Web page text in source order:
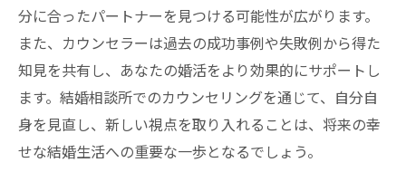
分に合ったパートナーを見つける可能性が広がります。
また、カウンセラーは過去の成功事例や失敗例から得た
知見を共有し、あなたの婚活をより効果的にサポートし
ます。結婚相談所でのカウンセリングを通じて、自分自
身を見直し、新しい視点を取り入れることは、将来の幸
せな結婚生活への重要な一歩となるでしょう。